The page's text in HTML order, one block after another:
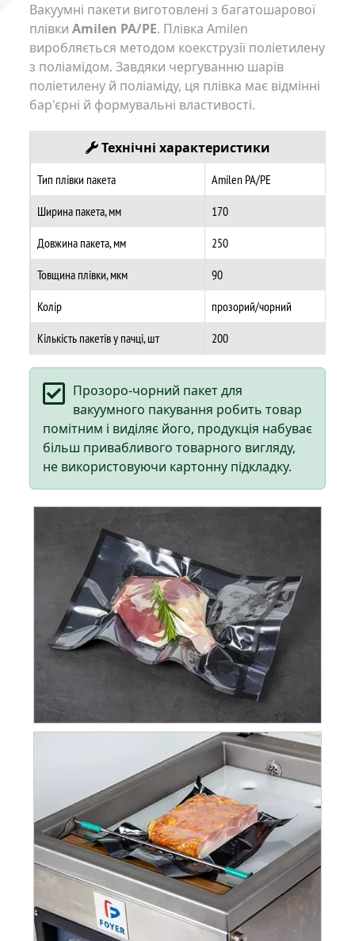
Вакуумні пакети виготовлені з багатошарової
плівки Amilen PA/PE. Плівка Amilen
виробляється методом коекструзії поліетилену
з поліамідом. Завдяки чергуванню шарів
поліетилену й поліаміду, ця плівка має відмінні
бар'єрні й формувальні властивості.
Технічні характеристики
Тип плівки пакета
Amilen PA/PE
Ширина пакета, мм
170
Довжина пакета, мм
250
Товщина плівки, мкм
90
Колір
прозорий/чорний
Кількість пакетів у пачці, шт
200
Прозоро-чорний пакет для
вакуумного пакування робить товар
помітним і виділяє його, продукція набуває
більш привабливого товарного вигляду,
не використовуючи картонну підкладку.